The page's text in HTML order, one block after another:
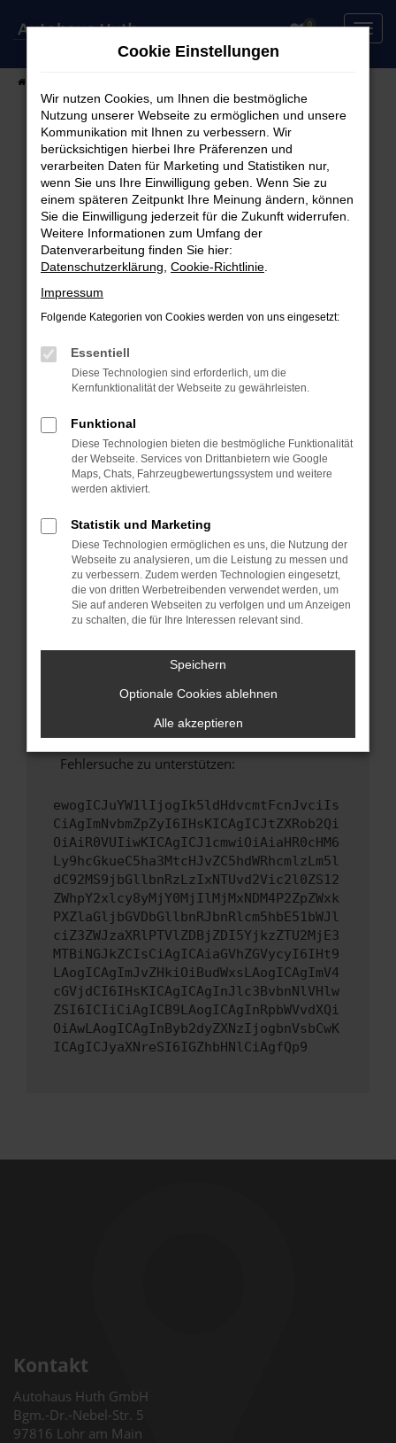
Zum
0
Fehler: Network Error
Beim Laden ist ein Fehler aufgetreten.
Hier sind ein paar Tipps, die dir helfen können:
Überprüfe deine Firewall und deine
Internetverbindung.
Laden andere Webseiten, zum Beispiel deine
Manche Erweiterungen, wie Werbeblocker,
können das Laden bestimmter Seiten
verhindern. Funktioniert die Seite in einem
Fenster?
Starte dein Gerät neu.
Das kann manchmal helfen, vorübergehende
Probleme zu beheben.
Stelle sicher, dass dein Browser und dein
Betriebssystem auf dem neuesten Stand
sind.
Veraltete Software birgt nicht nur ein
Sicherheitsrisiko, sondern kann auch dazu
führen, dass bestimmte Funktionen nicht mehr
Wende dich an den Webseitenbetreiber.
Wenn du alle oben genannten Schritte versucht
hast, kontaktiere uns bitte. Wir werden
versuchen, das Problem zu beheben. Du kannst
uns diesen Text schicken, um uns bei der
Fehlersuche zu unterstützen:
ewogICJuYW1lIjogIk5ldHdvcmtFcnJvciIs
CiAgImNvbmZpZyI6IHsKICAgICJtZXRob2Qi
OiAiR0VUIiwKICAgICJ1cmwiOiAiaHR0cHM6
Ly9hcGkueC5ha3MtcHJvZC5hdWRhcmlzLm5l
dC92MS9jbGllbnRzLzIxNTUvd2Vic2l0ZS12
ZWhpY2xlcy8yMjY0MjIlMjMxNDM4P2ZpZWxk
PXZlaGljbGVDbGllbnRJbnRlcm5hbE51bWJl
ciZ3ZWJzaXRlPTVlZDBjZDI5YjkzZTU2MjE3
MTBiNGJkZCIsCiAgICAiaGVhZGVycyI6IHt9
LAogICAgImJvZHkiOiBudWxsLAogICAgImV4
cGVjdCI6IHsKICAgICAgInJlc3BvbnNlVHlw
ZSI6ICIiCiAgICB9LAogICAgInRpbWVvdXQi
OiAwLAogICAgInByb2dyZXNzIjogbnVsbCwK
ICAgICJyaXNreSI6IGZhbHNlCiAgfQp9
Kontakt
Autohaus Huth GmbH
Bgm.-Dr.-Nebel-Str. 5
97816 Lohr am Main
Cookie Einstellungen
Wir nutzen Cookies, um Ihnen die bestmögliche
Nutzung unserer Webseite zu ermöglichen und unsere
Kommunikation mit Ihnen zu verbessern. Wir
berücksichtigen hierbei Ihre Präferenzen und
verarbeiten Daten für Marketing und Statistiken nur,
wenn Sie uns Ihre Einwilligung geben. Wenn Sie zu
einem späteren Zeitpunkt Ihre Meinung ändern, können
Sie die Einwilligung jederzeit für die Zukunft widerrufen.
Weitere Informationen zum Umfang der
Datenverarbeitung finden Sie hier:
Datenschutzerklärung Cookie-Richtlinie
Impressum
Folgende Kategorien von Cookies werden von uns eingesetzt:
Essentiell
Diese Technologien sind erforderlich, um die
Kernfunktionalität der Webseite zu gewährleisten.
Funktional
Diese Technologien bieten die bestmögliche Funktionalität
der Webseite. Services von Drittanbietern wie Google
Maps, Chats, Fahrzeugbewertungssystem und weitere
werden aktiviert.
Statistik und Marketing
Diese Technologien ermöglichen es uns, die Nutzung der
Webseite zu analysieren, um die Leistung zu messen und
zu verbessern. Zudem werden Technologien eingesetzt,
die von dritten Werbetreibenden verwendet werden, um
Sie auf anderen Webseiten zu verfolgen und um Anzeigen
zu schalten, die für Ihre Interessen relevant sind.
Speichern
Optionale Cookies ablehnen
Alle akzeptieren